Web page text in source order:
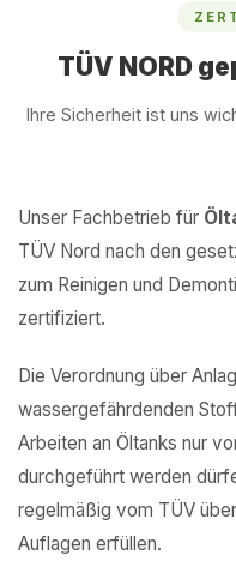
TÜV NORD
Ihre Sicherheit ist uns
Unser Fachbetrieb für
TÜV Nord nach den
zum Reinigen und
zertifiziert.
Die Verordnung über
wassergefährdenden
Arbeiten an Öltanks nur
durchgeführt werden
regelmäßig vom TÜV
Auflagen erfüllen.